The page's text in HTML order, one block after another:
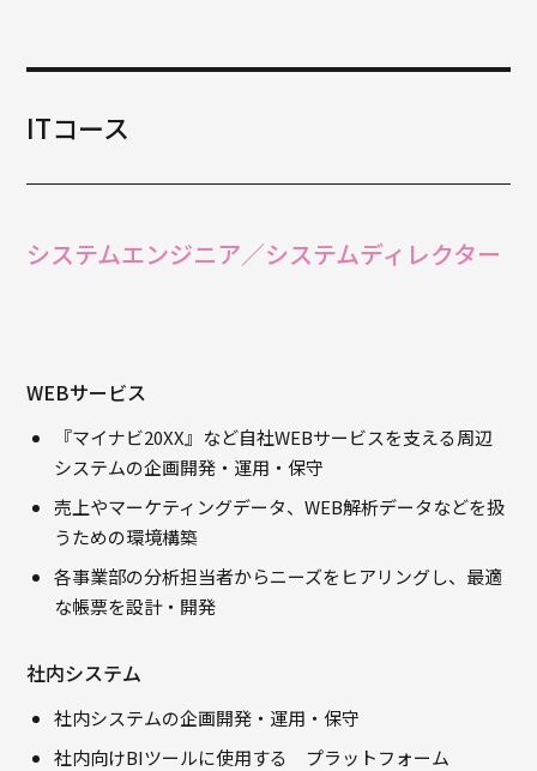
ITコース
システムエンジニア／システムディレクター
WEBサービス
『マイナビ20XX』など自社WEBサービスを支える周辺
システムの企画開発・運用・保守
売上やマーケティングデータ、WEB解析データなどを扱
うための環境構築
各事業部の分析担当者からニーズをヒアリングし、最適
な帳票を設計・開発
社内システム
社内システムの企画開発・運用・保守
社内向けBIツールに使用する プラットフォーム